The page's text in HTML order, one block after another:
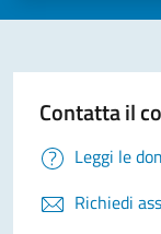
Contatta il
Leggi le
Richiedi